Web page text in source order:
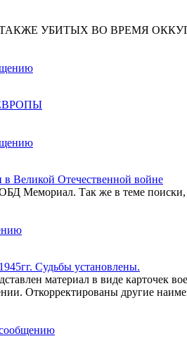
УБИТЫХ ВО ВРЕМЯ
Великой Отечественной войне
Мемориал. Так же в теме
Судьбы установлены.
материал в виде карточек
Откорректированы другие